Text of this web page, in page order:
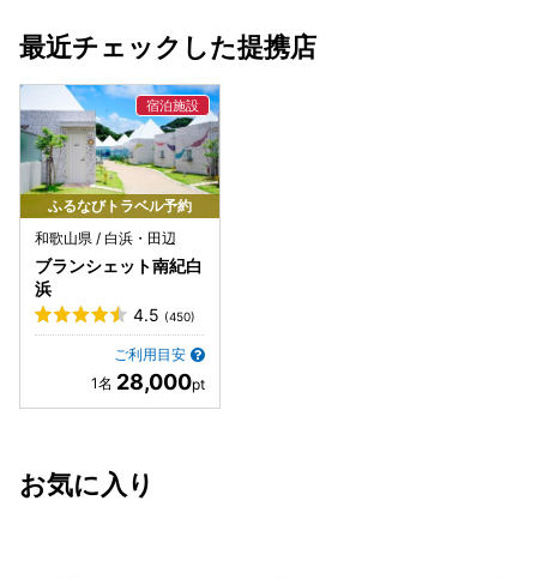
最近チェックした提携店
ふるなびトラベル予約
和歌山県 / 白浜・田辺
ブランシェット南紀白
浜
4.5 (450)
ご利用目安
28,000
お気に入り